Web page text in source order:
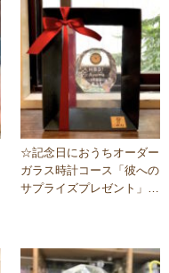
☆記念日におうちオーダー
ガラス時計コース「彼への
サプライズプレゼント」